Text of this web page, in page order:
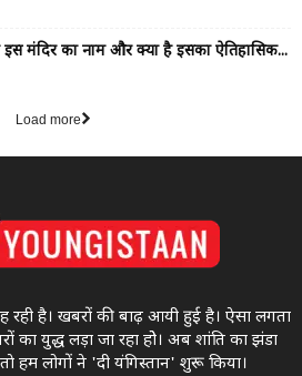
मंदिर का नाम और क्या है इसका ऐतिहासिक...
Load more
रही है। खबरों की बाढ़ आयी हुई है। ऐसा लगता
का युद्ध लड़ा जा रहा होे। अब शांति का झंडा
हम लोगों ने 'दी यंगिस्तान' शुरू किया।